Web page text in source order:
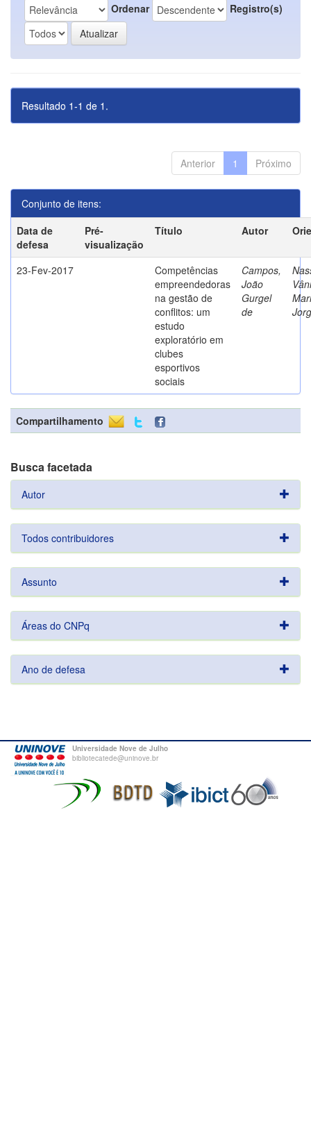
Ordenar Registro(s)
Resultado 1-1 de 1.
Anterior 1 Próximo
Conjunto de itens:
Data de
defesa
Pré-
visualização
Título Autor
23-Fev-2017
Competências
empreendedoras
na gestão de
conflitos: um
estudo
exploratório em
clubes
esportivos
sociais
Campos,
João
Gurgel
de
Compartilhamento
Busca facetada
Autor
Todos contribuidores
Assunto
Áreas do CNPq
Ano de defesa
Universidade Nove de Julho
bibliotecatede@uninove.br